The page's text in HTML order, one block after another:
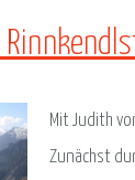
Mit Judith
Zunächst